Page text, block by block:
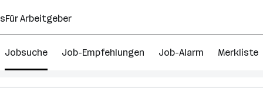
Für Arbeitgeber
Jobsuche Job-Empfehlungen Job-Alarm Merkliste